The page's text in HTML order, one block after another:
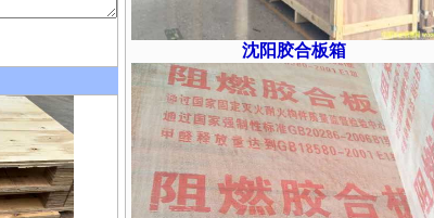
沈阳胶合板箱